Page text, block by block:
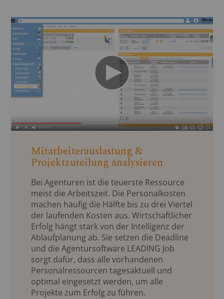
Mitarbeiterauslastung &
Projektzuteilung analysieren
Bei Agenturen ist die teuerste Ressource
meist die Arbeitszeit. Die Personalkosten
machen häufig die Hälfte bis zu drei Viertel
der laufenden Kosten aus. Wirtschaftlicher
Erfolg hängt stark von der Intelligenz der
Ablaufplanung ab. Sie setzen die Deadline
und die Agentursoftware LEADING Job
sorgt dafür, dass alle vorhandenen
Personalressourcen tagesaktuell und
optimal eingesetzt werden, um alle
Projekte zum Erfolg zu führen.